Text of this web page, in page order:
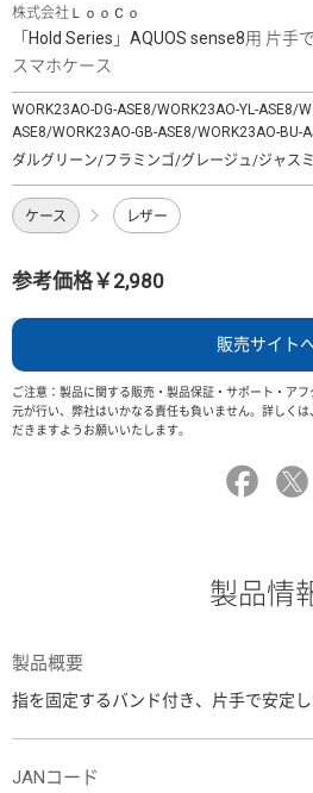
株式会社ＬｏｏＣｏ
「Hold Series」AQUOS sense8用 片手
スマホケース
WORK23AO-DG-ASE8/WORK23AO-YL-ASE8/
ASE8/WORK23AO-GB-ASE8/WORK23AO-BU-
ダルグリーン/フラミンゴ/グレージュ/ジャス
ケース レザー
参考価格￥2,980
販売サイト
ご注意：製品に関する販売・製品保証・サポート・ア
元が行い、弊社はいかなる責任も負いません。詳しく
だきますようお願いいたします。
製品情
製品概要
指を固定するバンド付き、片手で安定し
JANコード